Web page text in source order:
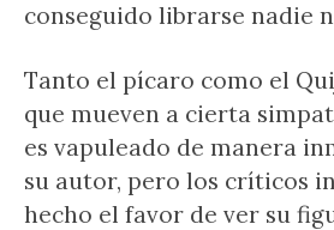
conseguido librarse nadie
Tanto el pícaro como el
que mueven a cierta
es vapuleado de manera
su autor, pero los críticos
hecho el favor de ver su